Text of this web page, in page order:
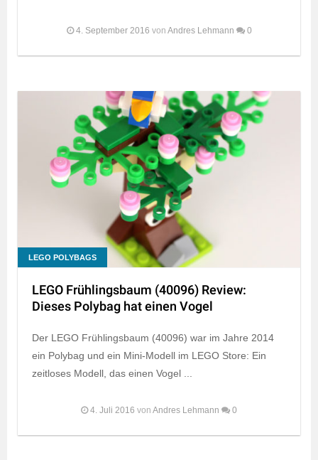
4. September 2016 von Andres Lehmann 0
LEGO POLYBAGS
LEGO Frühlingsbaum (40096) Review:
Dieses Polybag hat einen Vogel
Der LEGO Frühlingsbaum (40096) war im Jahre 2014
ein Polybag und ein Mini-Modell im LEGO Store: Ein
zeitloses Modell, das einen Vogel ...
4. Juli 2016 von Andres Lehmann 0